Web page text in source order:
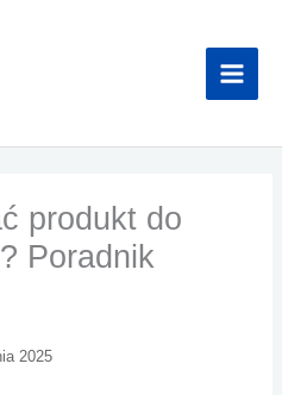
produkt do
Poradnik
2025